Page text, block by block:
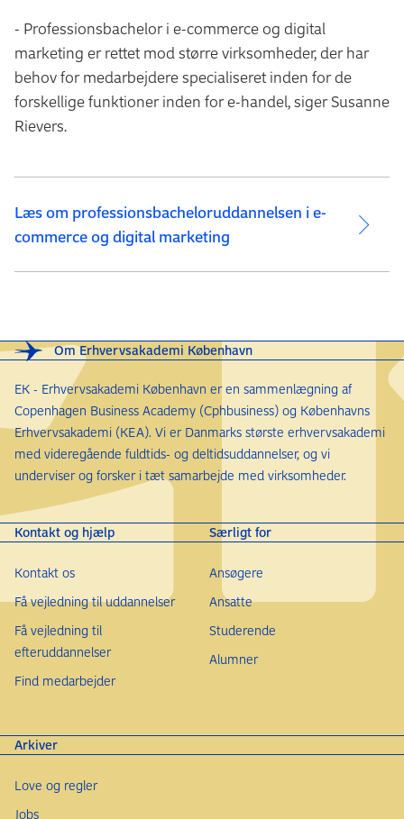
- Professionsbachelor i e-commerce og digital
marketing er rettet mod større virksomheder, der har
behov for medarbejdere specialiseret inden for de
forskellige funktioner inden for e-handel, siger Susanne
Rievers.
Læs om professionsbacheloruddannelsen i e-
commerce og digital marketing
Om Erhvervsakademi København
EK - Erhvervsakademi København er en sammenlægning af
Copenhagen Business Academy (Cphbusiness) og Københavns
Erhvervsakademi (KEA). Vi er Danmarks største erhvervsakademi
med videregående fuldtids- og deltidsuddannelser, og vi
underviser og forsker i tæt samarbejde med virksomheder.
Kontakt og hjælp
Kontakt os
Få vejledning til uddannelser
Få vejledning til
efteruddannelser
Find medarbejder
Særligt for
Ansøgere
Ansatte
Studerende
Alumner
Arkiver
Love og regler
Jobs